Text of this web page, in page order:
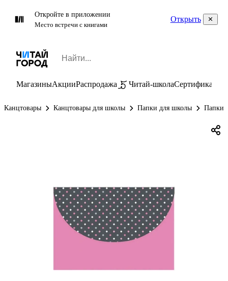
Откройте в приложении
Место встречи с книгами
Открыть
МагазиныАкцииРаспродажа Читай-школаСертификаты
Канцтовары Канцтовары для школы Папки для школы Папки